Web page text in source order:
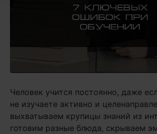
Человек учится постоянно, даже
не изучаете активно и
выхватываем крупицы знаний из
готовим разные блюда, скрываем